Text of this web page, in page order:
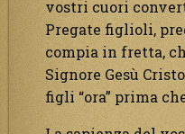
vostri cuori
Pregate figlioli,
compia in fretta,
Signore Gesù
figli “ora” prima